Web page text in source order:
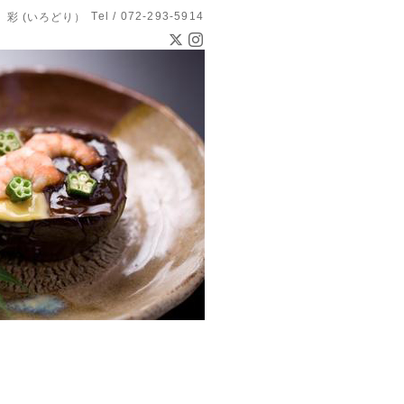
(いろどり） Tel / 072-293-5914